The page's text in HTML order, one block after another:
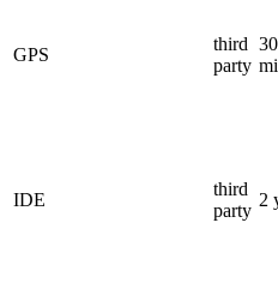
GPS
third
party
30
IDE
third
party
2